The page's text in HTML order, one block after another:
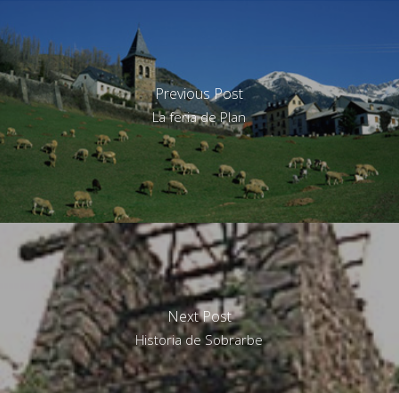
Previous Post
La feria de Plan
Next Post
Historia de Sobrarbe